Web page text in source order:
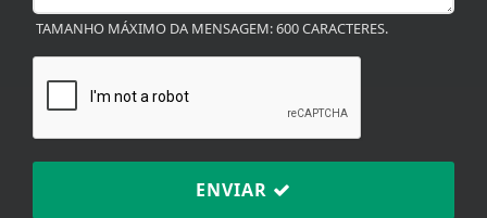
ENVIAR